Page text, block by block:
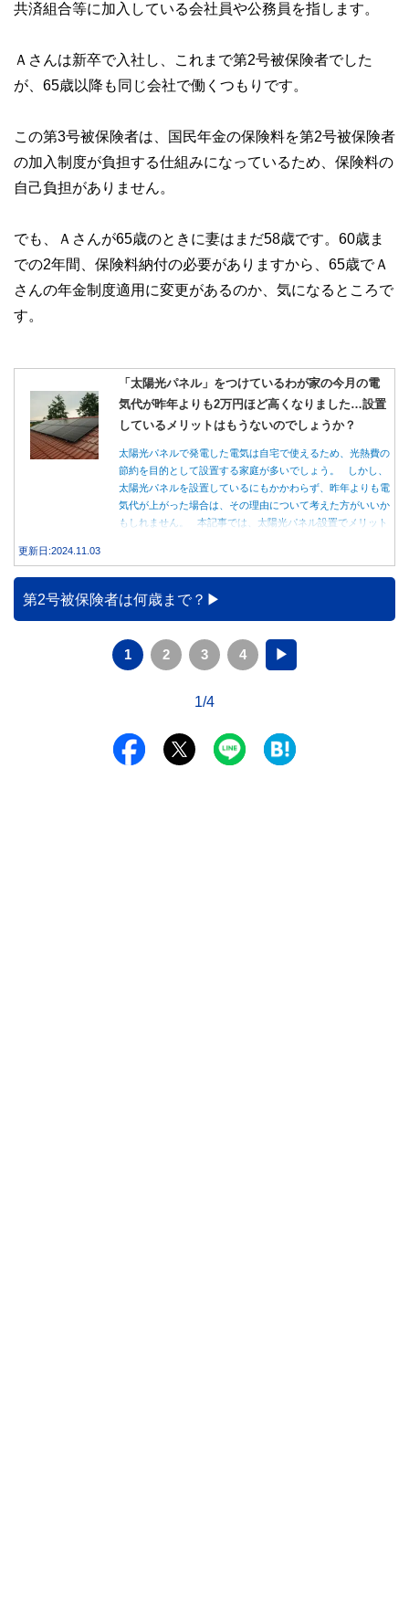
共済組合等に加入している会社員や公務員を指します。
Ａさんは新卒で入社し、これまで第2号被保険者でした
が、65歳以降も同じ会社で働くつもりです。
この第3号被保険者は、国民年金の保険料を第2号被保険者
の加入制度が負担する仕組みになっているため、保険料の
自己負担がありません。
でも、Ａさんが65歳のときに妻はまだ58歳です。60歳ま
での2年間、保険料納付の必要がありますから、65歳でＡ
さんの年金制度適用に変更があるのか、気になるところで
す。
「太陽光パネル」をつけているわが家の今月の電
気代が昨年よりも2万円ほど高くなりました…設置
しているメリットはもうないのでしょうか？
太陽光パネルで発電した電気は自宅で使えるため、光熱費の
節約を目的として設置する家庭が多いでしょう。 しかし、
太陽光パネルを設置しているにもかかわらず、昨年よりも電
気代が上がった場合は、その理由について考えた方がいいか
もしれません。 本記事では、太陽光パネル設置でメリット
更新日:2024.11.03
第2号被保険者は何歳まで？
1 2 3 4 ▶
1/4